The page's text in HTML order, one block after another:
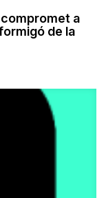
a
de la